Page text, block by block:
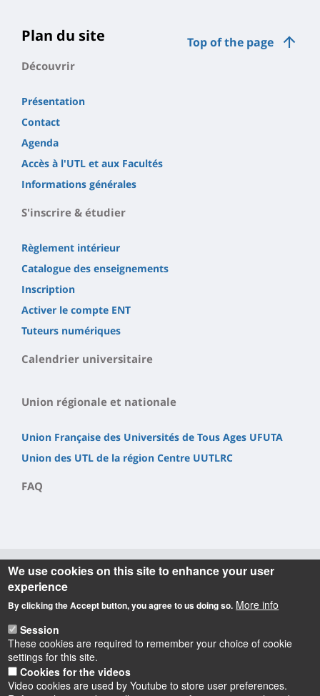
Top of the page
Plan du site
Découvrir
Présentation
Contact
Agenda
Accès à l'UTL et aux Facultés
Informations générales
S'inscrire & étudier
Règlement intérieur
Catalogue des enseignements
Inscription
Activer le compte ENT
Tuteurs numériques
Calendrier universitaire
Union régionale et nationale
Union Française des Universités de Tous Ages UFUTA
Union des UTL de la région Centre UUTLRC
FAQ
Informations
1 rue de Chartres - Bâtiment Michel Royer (1er étage) - BP
6759 - 45067 Orléans cedex 2
Téléphone : 02 38 41 71 77
We use cookies on this site to enhance your user
experience
By clicking the Accept button, you agree to us doing so. More info
Session
These cookies are required to remember your choice of cookie
settings for this site.
Cookies for the videos
Video cookies are used by Youtube to store user preferences.